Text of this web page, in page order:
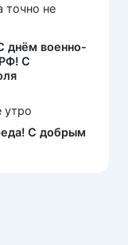
точно не
днём военно-
С
утро
С добрым